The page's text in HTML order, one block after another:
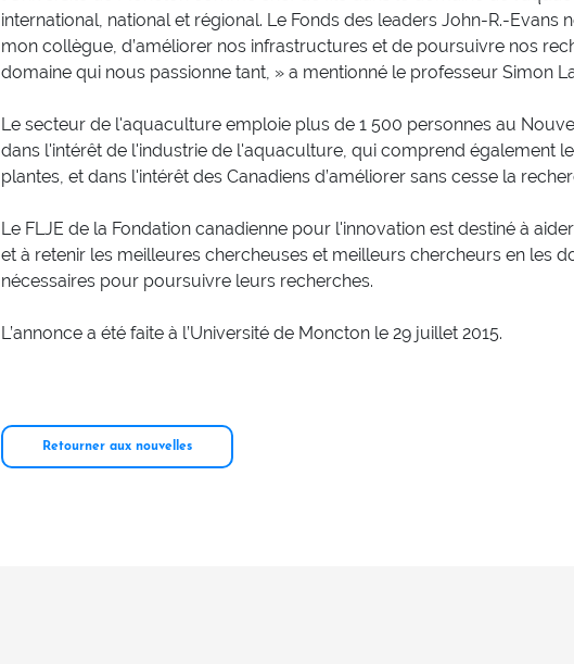
international, national et régional. Le Fonds des leaders John-R.-Evans
mon collègue, d’améliorer nos infrastructures et de poursuivre nos
domaine qui nous passionne tant, » a mentionné le professeur Simon
Le secteur de l'aquaculture emploie plus de 1 500 personnes au
dans l'intérêt de l'industrie de l'aquaculture, qui comprend également
plantes, et dans l'intérêt des Canadiens d’améliorer sans cesse la
Le FLJE de la Fondation canadienne pour l'innovation est destiné à
et à retenir les meilleures chercheuses et meilleurs chercheurs en les
nécessaires pour poursuivre leurs recherches.
L’annonce a été faite à l’Université de Moncton le 29 juillet 2015.
Retourner aux nouvelles